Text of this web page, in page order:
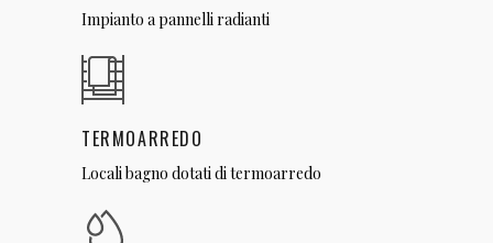
Impianto a pannelli radianti
TERMOARREDO
Locali bagno dotati di termoarredo